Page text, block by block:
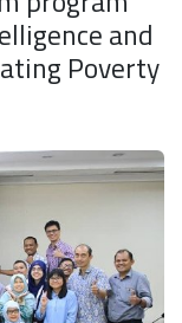
and
Poverty